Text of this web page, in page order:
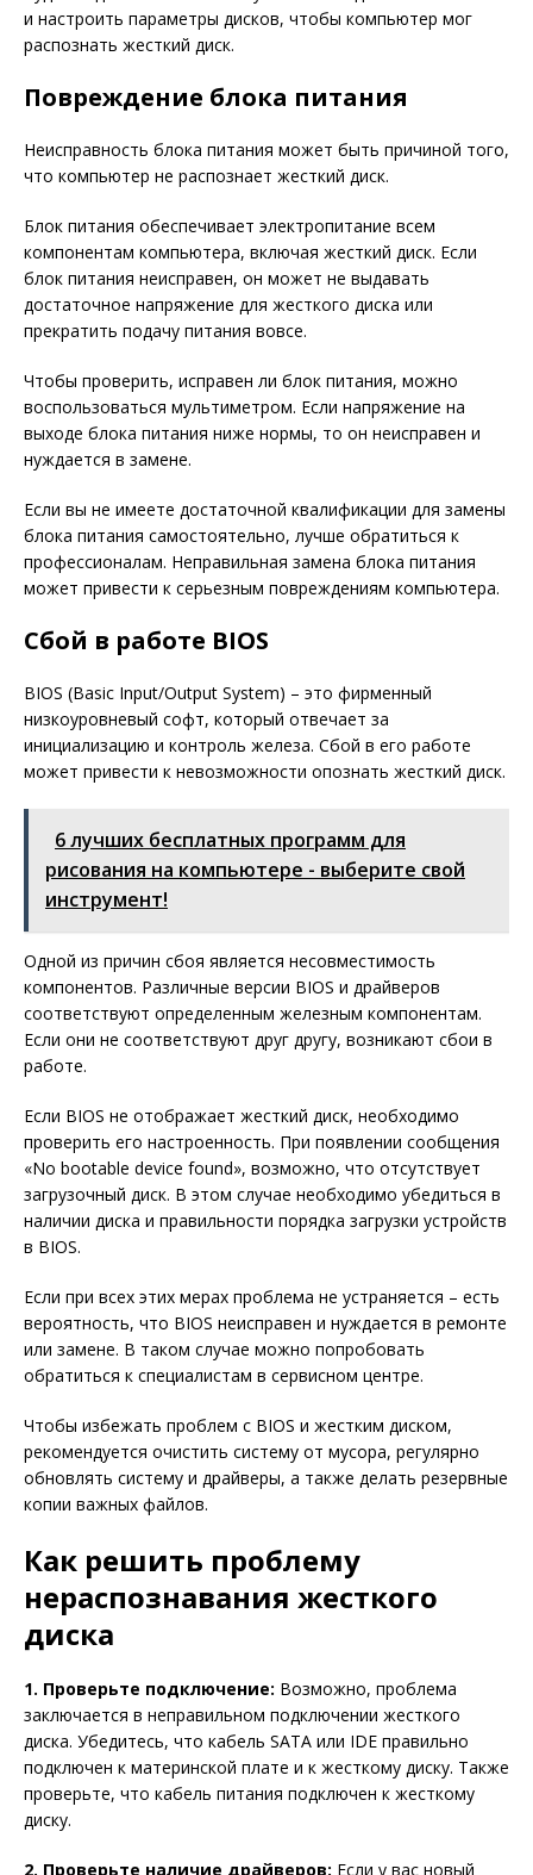
и настроить параметры дисков, чтобы компьютер мог
распознать жесткий диск.
Повреждение блока питания
Неисправность блока питания может быть причиной того,
что компьютер не распознает жесткий диск.
Блок питания обеспечивает электропитание всем
компонентам компьютера, включая жесткий диск. Если
блок питания неисправен, он может не выдавать
достаточное напряжение для жесткого диска или
прекратить подачу питания вовсе.
Чтобы проверить, исправен ли блок питания, можно
воспользоваться мультиметром. Если напряжение на
выходе блока питания ниже нормы, то он неисправен и
нуждается в замене.
Если вы не имеете достаточной квалификации для замены
блока питания самостоятельно, лучше обратиться к
профессионалам. Неправильная замена блока питания
может привести к серьезным повреждениям компьютера.
Сбой в работе BIOS
BIOS (Basic Input/Output System) – это фирменный
низкоуровневый софт, который отвечает за
инициализацию и контроль железа. Сбой в его работе
может привести к невозможности опознать жесткий диск.
6 лучших бесплатных программ для
рисования на компьютере - выберите свой
инструмент!
Одной из причин сбоя является несовместимость
компонентов. Различные версии BIOS и драйверов
соответствуют определенным железным компонентам.
Если они не соответствуют друг другу, возникают сбои в
работе.
Если BIOS не отображает жесткий диск, необходимо
проверить его настроенность. При появлении сообщения
«No bootable device found», возможно, что отсутствует
загрузочный диск. В этом случае необходимо убедиться в
наличии диска и правильности порядка загрузки устройств
в BIOS.
Если при всех этих мерах проблема не устраняется – есть
вероятность, что BIOS неисправен и нуждается в ремонте
или замене. В таком случае можно попробовать
обратиться к специалистам в сервисном центре.
Чтобы избежать проблем с BIOS и жестким диском,
рекомендуется очистить систему от мусора, регулярно
обновлять систему и драйверы, а также делать резервные
копии важных файлов.
Как решить проблему
нераспознавания жесткого
диска
1. Проверьте подключение: Возможно, проблема
заключается в неправильном подключении жесткого
диска. Убедитесь, что кабель SATA или IDE правильно
подключен к материнской плате и к жесткому диску. Также
проверьте, что кабель питания подключен к жесткому
диску.
2. Проверьте наличие драйверов: Если у вас новый